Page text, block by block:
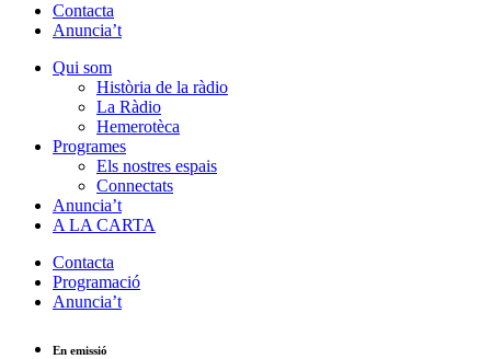
Contacta
Anuncia’t
Qui som
Història de la ràdio
La Ràdio
Hemerotèca
Programes
Els nostres espais
Connectats
Anuncia’t
A LA CARTA
Contacta
Programació
Anuncia’t
En emissió